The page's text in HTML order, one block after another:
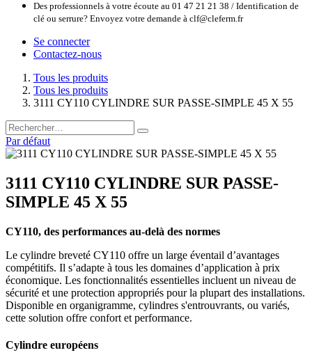
Des professionnels à votre écoute au 01 47 21 21 38 / Identification de
clé ou serrure? Envoyez votre demande à clf@cleferm.fr
Se connecter
Contactez-nous
Tous les produits
Tous les produits
3111 CY110 CYLINDRE SUR PASSE-SIMPLE 45 X 55
Par défaut
3111 CY110 CYLINDRE SUR PASSE-
SIMPLE 45 X 55
CY110, des performances au-delà des normes
Le cylindre breveté CY110 offre un large éventail d’avantages
compétitifs. Il s’adapte à tous les domaines d’application à prix
économique. Les fonctionnalités essentielles incluent un niveau de
sécurité et une protection appropriés pour la plupart des installations.
Disponible en organigramme, cylindres s'entrouvrants, ou variés,
cette solution offre confort et performance.
Cylindre européens